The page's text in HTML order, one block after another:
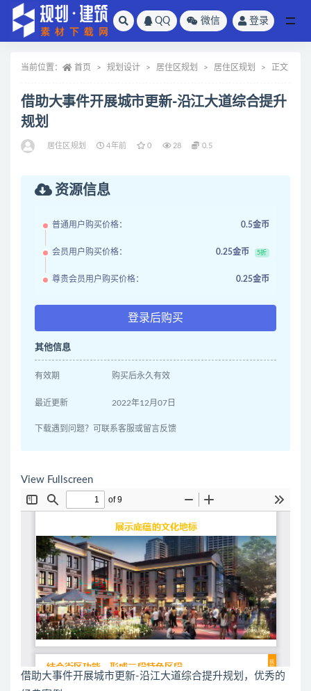
QQ 微信 登录
当前位置： 首页 规划设计 居住区规划 居住区规划 正文
借助大事件开展城市更新-沿江大道综合提升
规划
居住区规划 4年前 0 28 0.5
资源信息
普通用户购买价格： 0.5金币
会员用户购买价格： 0.25金币 5折
尊贵会员用户购买价格： 0.25金币
登录后购买
其他信息
有效期 购买后永久有效
最近更新 2022年12月07日
下载遇到问题？可联系客服或留言反馈
View Fullscreen
借助大事件开展城市更新-沿江大道综合提升规划，优秀的
全部